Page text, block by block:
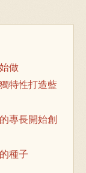
做
特性打造藍
專長開始創
種子